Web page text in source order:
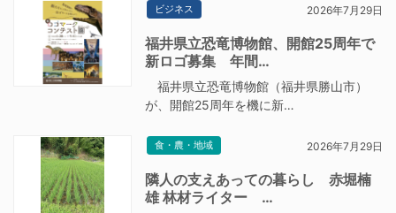
ビジネス 2026年7月29日
福井県立恐竜博物館、開館25周年で
新ロゴ募集 年間…
福井県立恐竜博物館（福井県勝山市）
が、開館25周年を機に新…
食・農・地域 2026年7月29日
隣人の支えあっての暮らし 赤堀楠
雄 林材ライター …